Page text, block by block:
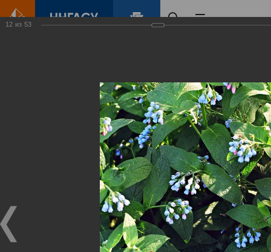
Виртуальные
выставки
(фотоальбомы)
12 из 53